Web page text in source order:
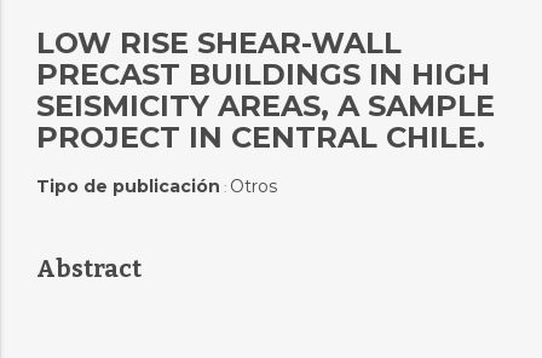
LOW RISE SHEAR-WALL
PRECAST BUILDINGS IN HIGH
SEISMICITY AREAS, A SAMPLE
PROJECT IN CENTRAL CHILE.
Tipo de publicación : Otros
Abstract